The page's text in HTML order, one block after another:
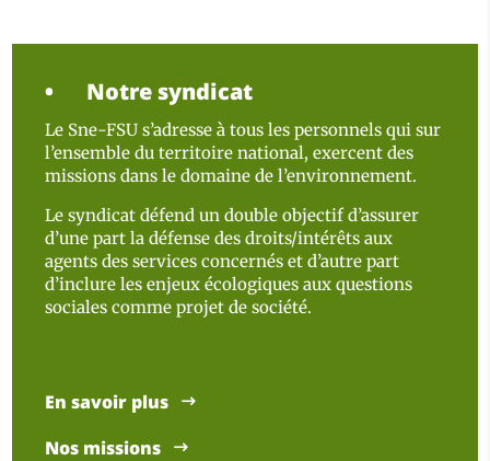
Notre syndicat
Le Sne-FSU s’adresse à tous les personnels qui sur
l’ensemble du territoire national, exercent des
missions dans le domaine de l’environnement.
Le syndicat défend un double objectif d’assurer
d’une part la défense des droits/intérêts aux
agents des services concernés et d’autre part
d’inclure les enjeux écologiques aux questions
sociales comme projet de société.
En savoir plus
Nos missions